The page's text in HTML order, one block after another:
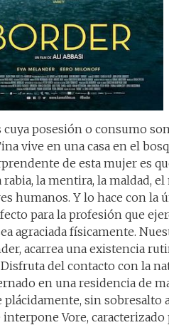
cuya posesión o consumo
vive en una casa en el
de esta mujer es
rabia, la mentira, la maldad,
humanos. Y lo hace con
para la profesión que
agraciada físicamente.
acarrea una existencia
del contacto con la
en una residencia de
sin sobresalto
interpone Vore,